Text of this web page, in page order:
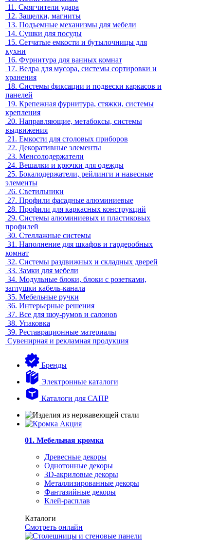
11. Смягчители удара
12. Защелки, магниты
13. Подъемные механизмы для мебели
14. Сушки для посуды
15. Сетчатые емкости и бутылочницы для
кухни
16. Фурнитура для ванных комнат
17. Ведра для мусора, системы сортировки и
хранения
18. Системы фиксации и подвески каркасов и
панелей
19. Крепежная фурнитура, стяжки, системы
крепления
20. Направляющие, метабоксы, системы
выдвижения
21. Емкости для столовых приборов
22. Декоративные элементы
23. Менсолодержатели
24. Вешалки и крючки для одежды
25. Бокалодержатели, рейлинги и навесные
элементы
26. Светильники
27. Профили фасадные алюминиевые
28. Профили для каркасных конструкций
29. Системы алюминиевых и пластиковых
профилей
30. Стеллажные системы
31. Наполнение для шкафов и гардеробных
комнат
32. Системы раздвижных и складных дверей
33. Замки для мебели
34. Модульные блоки, блоки с розетками,
заглушки кабель-канала
35. Мебельные ручки
36. Интерьерные решения
37. Все для шоу-румов и салонов
38. Упаковка
39. Реставрационные материалы
Сувенирная и рекламная продукция
Бренды
Электронные каталоги
Каталоги для САПР
01. Мебельная кромка
Древесные декоры
Однотонные декоры
3D-акриловые декоры
Металлизированные декоры
Фантазийные декоры
Клей-расплав
Каталоги
Смотреть онлайн